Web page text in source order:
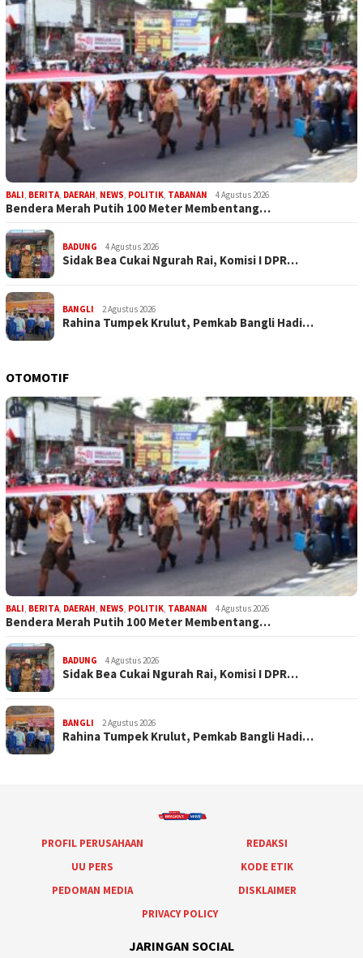
BALI, BERITA, DAERAH, NEWS, POLITIK, TABANAN 4 Agustus 2026
Bendera Merah Putih 100 Meter Membentang…
BADUNG 4 Agustus 2026
Sidak Bea Cukai Ngurah Rai, Komisi I DPR…
BANGLI 2 Agustus 2026
Rahina Tumpek Krulut, Pemkab Bangli Hadi…
OTOMOTIF
BALI, BERITA, DAERAH, NEWS, POLITIK, TABANAN 4 Agustus 2026
Bendera Merah Putih 100 Meter Membentang…
BADUNG 4 Agustus 2026
Sidak Bea Cukai Ngurah Rai, Komisi I DPR…
BANGLI 2 Agustus 2026
Rahina Tumpek Krulut, Pemkab Bangli Hadi…
PROFIL PERUSAHAAN
REDAKSI
UU PERS
KODE ETIK
PEDOMAN MEDIA
DISKLAIMER
PRIVACY POLICY
JARINGAN SOCIAL